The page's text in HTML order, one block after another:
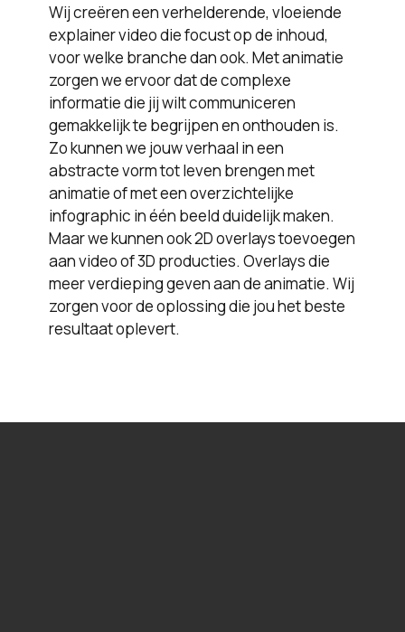
Wij creëren een verhelderende, vloeiende
explainer video die focust op de inhoud,
voor welke branche dan ook. Met animatie
zorgen we ervoor dat de complexe
informatie die jij wilt communiceren
gemakkelijk te begrijpen en onthouden is.
Zo kunnen we jouw verhaal in een
abstracte vorm tot leven brengen met
animatie of met een overzichtelijke
infographic in één beeld duidelijk maken.
Maar we kunnen ook 2D overlays toevoegen
aan video of 3D producties. Overlays die
meer verdieping geven aan de animatie. Wij
zorgen voor de oplossing die jou het beste
resultaat oplevert.